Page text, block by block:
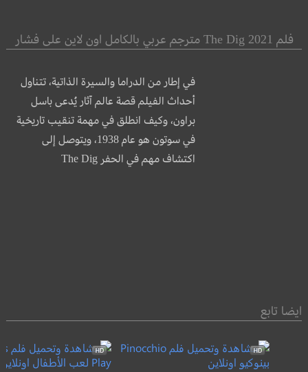
فلم The Dig 2021 مترجم عربي بالكامل اون لاين على فشار
في إطار من الدراما والسيرة الذاتية، تتناول
أحداث الفيلم قصة عالم آثار يُدعى باسل
براون، وكيف انطلق في مهمة تنقيب تاريخية
في سوتون هو عام 1938، ويتوصل إلى
اكتشاف مهم في الحفر The Dig
ايضا تابع